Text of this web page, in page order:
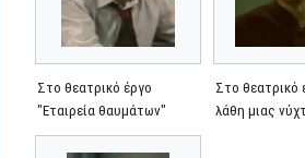
Στο θεατρικό έργο
"Εταιρεία θαυμάτων"
Στο θεατρικό
λάθη μιας